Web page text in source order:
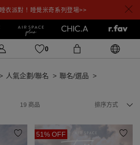
衣派對！睡覺米奇系列登場>>
0
人氣企劃/聯名
聯名/選品
19 商品 排序方式
51% OFF